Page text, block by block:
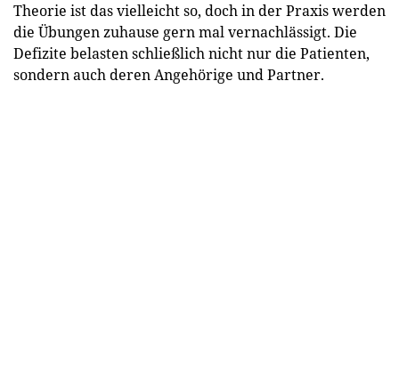
Theorie ist das vielleicht so, doch in der Praxis werden
die Übungen zuhause gern mal vernachlässigt. Die
Defizite belasten schließlich nicht nur die Patienten,
sondern auch deren Angehörige und Partner.